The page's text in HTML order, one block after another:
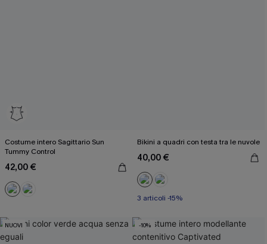
Costume intero Sagittario Sun
Tummy Control
42,00 €
Bikini a quadri con testa tra le nuvole
40,00 €
3 articoli -15%
NUOVI -10%